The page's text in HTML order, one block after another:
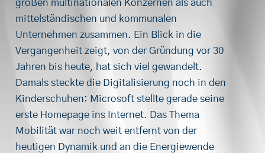
großen multinationalen Konzernen als auch
mittelständischen und kommunalen
Unternehmen zusammen. Ein Blick in die
Vergangenheit zeigt, von der Gründung vor 30
Jahren bis heute, hat sich viel gewandelt.
Damals steckte die Digitalisierung noch in den
Kinderschuhen: Microsoft stellte gerade seine
erste Homepage ins Internet. Das Thema
Mobilität war noch weit entfernt von der
heutigen Dynamik und an die Energiewende